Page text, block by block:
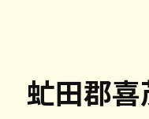
虻田郡